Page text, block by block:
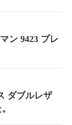
ン 9423 プレ
ダブルレザ